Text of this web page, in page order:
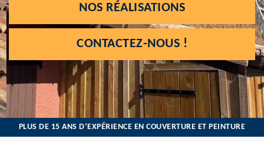
NOS RÉALISATIONS
CONTACTEZ-NOUS !
PLUS DE 15 ANS D’EXPÉRIENCE EN COUVERTURE ET PEINTURE